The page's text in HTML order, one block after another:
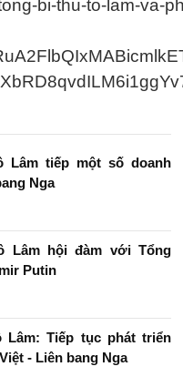
bi-thu-to-lam-va-
Lâm tiếp một số doanh
Nga
Lâm hội đàm với Tổng
Putin
Tiếp tục phát triển
- Liên bang Nga